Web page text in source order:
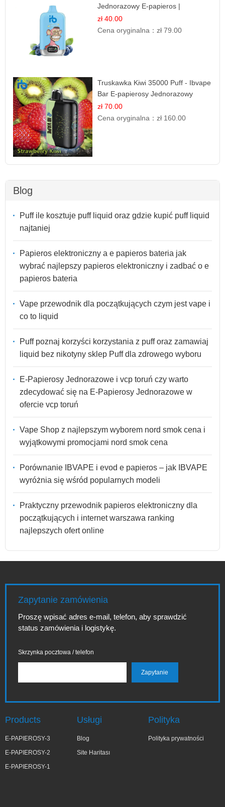
Jednorazowy E-papieros |
Jagodowy Chłód
zł 40.00
Cena oryginalna：zł 79.00
Truskawka Kiwi 35000 Puff - Ibvape
Bar E-papierosy Jednorazowy
zł 70.00
Cena oryginalna：zł 160.00
Blog
Puff ile kosztuje puff liquid oraz gdzie kupić puff liquid
najtaniej
Papieros elektroniczny a e papieros bateria jak
wybrać najlepszy papieros elektroniczny i zadbać o e
papieros bateria
Vape przewodnik dla początkujących czym jest vape i
co to liquid
Puff poznaj korzyści korzystania z puff oraz zamawiaj
liquid bez nikotyny sklep Puff dla zdrowego wyboru
E-Papierosy Jednorazowe i vcp toruń czy warto
zdecydować się na E-Papierosy Jednorazowe w
ofercie vcp toruń
Vape Shop z najlepszym wyborem nord smok cena i
wyjątkowymi promocjami nord smok cena
Porównanie IBVAPE i evod e papieros – jak IBVAPE
wyróżnia się wśród popularnych modeli
Praktyczny przewodnik papieros elektroniczny dla
początkujących i internet warszawa ranking
najlepszych ofert online
Zapytanie zamówienia
Proszę wpisać adres e-mail, telefon, aby sprawdzić
status zamówienia i logistykę.
Skrzynka pocztowa / telefon
Products
E-PAPIEROSY-3
E-PAPIEROSY-2
E-PAPIEROSY-1
Usługi
Blog
Site Haritası
Polityka
Polityka prywatności